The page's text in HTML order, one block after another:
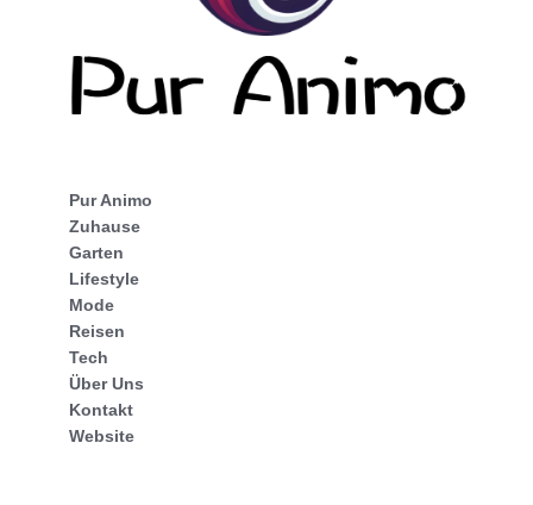
Pur Animo
Zuhause
Garten
Lifestyle
Mode
Reisen
Tech
Über Uns
Kontakt
Website